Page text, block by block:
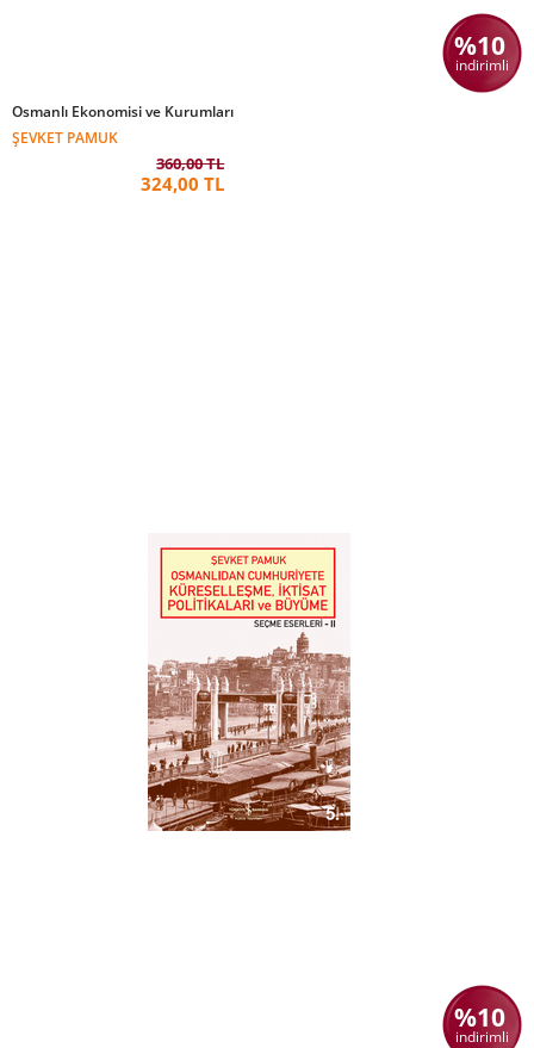
%10
indirimli
Osmanlı Ekonomisi ve Kurumları
ŞEVKET PAMUK
360,00 TL
324,00 TL
%10
indirimli